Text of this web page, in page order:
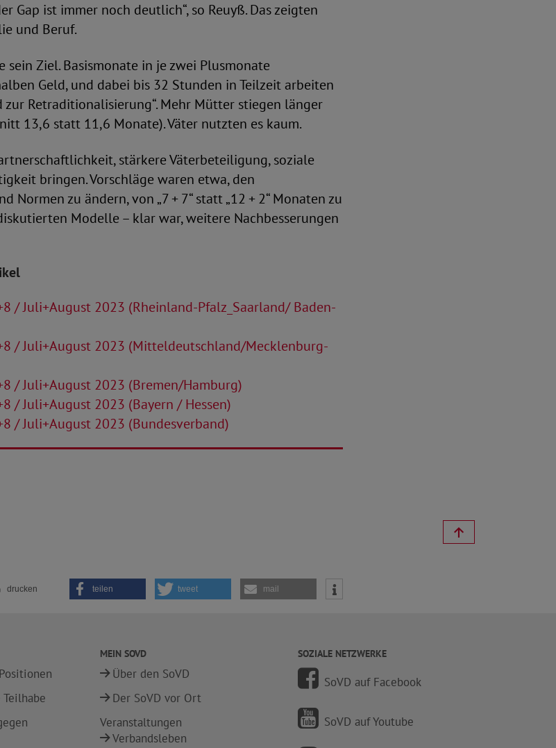
Gap ist immer noch deutlich“, so Reuyß. Das zeigten
und Beruf.
Ziel. Basismonate in je zwei Plusmonate
Geld, und dabei bis 32 Stunden in Teilzeit arbeiten
zur Retraditionalisierung“. Mehr Mütter stiegen länger
13,6 statt 11,6 Monate). Väter nutzten es kaum.
stärkere Väterbeteiligung, soziale
bringen. Vorschläge waren etwa, den
Normen zu ändern, von „7 + 7“ statt „12 + 2“ Monaten zu
Modelle – klar war, weitere Nachbesserungen
/ Juli+August 2023 (Rheinland-Pfalz_Saarland/ Baden-
/ Juli+August 2023 (Mitteldeutschland/Mecklenburg-
/ Juli+August 2023 (Bremen/Hamburg)
/ Juli+August 2023 (Bayern / Hessen)
/ Juli+August 2023 (Bundesverband)
drucken teilen tweet mail
MEIN SOVD
Über den SoVD
Der SoVD vor Ort
Veranstaltungen
Verbandsleben
SOZIALE NETZWERKE
SoVD auf Facebook
SoVD auf Youtube